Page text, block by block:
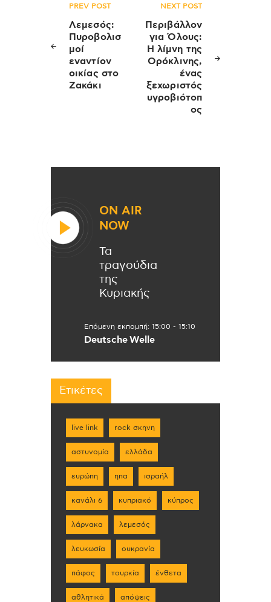
Πλοήγηση
άρθρων
PREV POST
Λεμεσός:
Πυροβολισ
μοί
εναντίον
οικίας στο
Ζακάκι
NEXT POST
Περιβάλλον
για Όλους:
Η λίμνη της
Ορόκλινης,
ένας
ξεχωριστός
υγροβιότοπ
ος
ON AIR
NOW
Τα
τραγούδια
της
Κυριακής
Επόμενη εκπομπή: 15:00 - 15:10
Deutsche Welle
Ετικέτες
live link rock σκηνη
αστυνομία ελλάδα
ευρώπη ηπα ισραήλ
κανάλι 6 κυπριακό κύπρος
λάρνακα λεμεσός
λευκωσία ουκρανία
πάφος τουρκία ένθετα
αθλητικά απόψεις